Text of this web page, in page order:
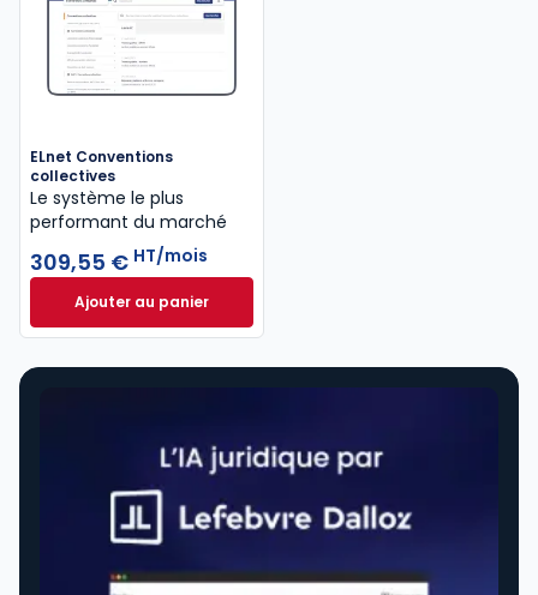
ELnet Conventions
collectives
Le système le plus
performant du marché
309,55 € HT/mois
Ajouter au panierELnet Conventions collectives à 309,55 €